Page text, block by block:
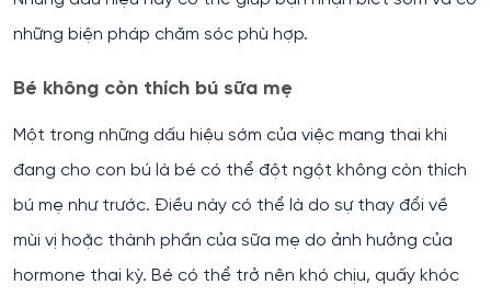
những biện pháp chăm sóc phù hợp.
Bé không còn thích bú sữa mẹ
Một trong những dấu hiệu sớm của việc mang thai khi
đang cho con bú là bé có thể đột ngột không còn thích
bú mẹ như trước. Điều này có thể là do sự thay đổi về
mùi vị hoặc thành phần của sữa mẹ do ảnh hưởng của
hormone thai kỳ. Bé có thể trở nên khó chịu, quấy khóc